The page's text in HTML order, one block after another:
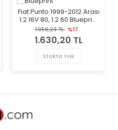
Fiat Punto 1999-2012 Arası
1.2 16V 80, 1.2 60 Blueprint
Marka Debriyaj Alt
Merkezi
1.956,23 TL %17
1.630,20 TL
Stokta Yok